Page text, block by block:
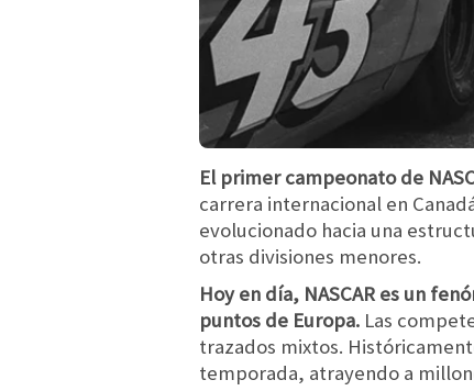
El primer campeonato de
carrera internacional en
evolucionado hacia una
otras divisiones menores.
Hoy en día, NASCAR es un
puntos de Europa. Las
trazados mixtos.
temporada, atrayendo a